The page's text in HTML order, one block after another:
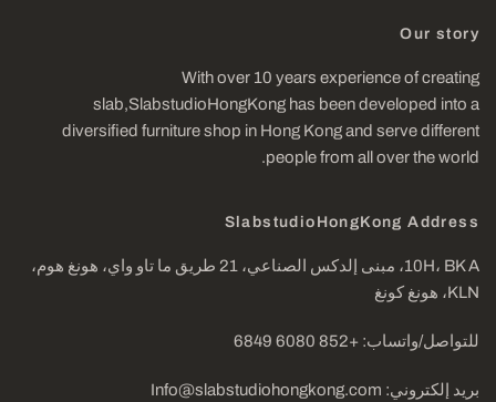
Our story
With over 10 years experience of creating
slab,SlabstudioHongKong has been developed into a
diversified furniture shop in Hong Kong and serve different
people from all over the world.
SlabstudioHongKong Address
10H، BK A، مبنى إلدكس الصناعي، 21 طريق ما تاو واي، هونغ هوم،
KLN، هونغ كونغ
للتواصل/واتساب: +852 6080 6849
بريد إلكتروني: Info@slabstudiohongkong.com